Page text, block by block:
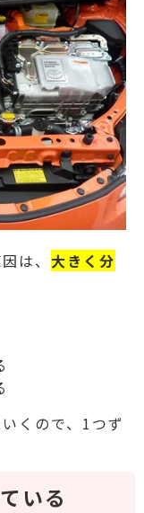
は、 大きく分
くので、1つず
いる